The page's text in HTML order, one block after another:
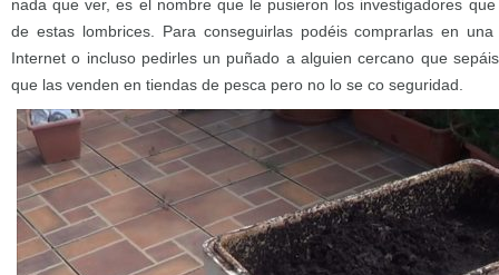
nada que ver, es el nombre que le pusieron los investigadores
de estas lombrices. Para conseguirlas podéis comprarlas en
Internet o incluso pedirles un puñado a alguien cercano que
que las venden en tiendas de pesca pero no lo se co seguridad.